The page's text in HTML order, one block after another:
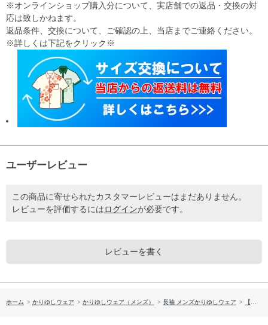
※オンラインショップ購入分について、実店舗での返品・交換の対
応は致しかねます。
返品条件、交換について、ご確認の上、当店までご連絡ください。
※詳しくは下記をクリック※
ユーザーレビュー
この商品に寄せられたカスタマーレビューはまだありません。
レビューを評価するには ログインが必要です。
レビューを書く
ホーム > かりゆしウェア > かりゆしウェア（メンズ） > 長袖 メンズかりゆしウェア > 【送料無料】デイゴ柄 長袖 かりゆしウェア P-SAEM1928